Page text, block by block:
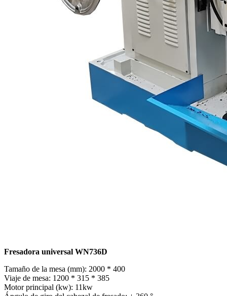
Fresadora universal WN736D
Tamaño de la mesa (mm): 2000 * 400
Viaje de mesa: 1200 * 315 * 385
Motor principal (kw): 11kw